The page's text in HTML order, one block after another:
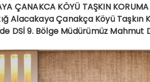
ÇANAKCA KÖYÜ TAŞKIN
Alacakaya Çanakça Köyü Taşkın
DSİ 9. Bölge Müdürümüz Mahmut